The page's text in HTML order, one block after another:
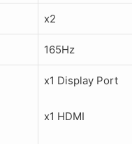
x2
165Hz
x1 Display Port
x1 HDMI